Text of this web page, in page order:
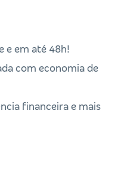
e em até 48h!
com economia de
financeira e mais